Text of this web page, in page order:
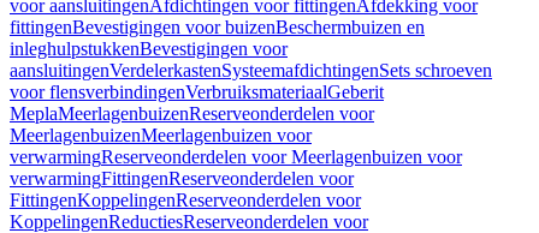
voor aansluitingenAfdichtingen voor fittingenAfdekking voor
fittingenBevestigingen voor buizenBeschermbuizen en
inleghulpstukkenBevestigingen voor
aansluitingenVerdelerkastenSysteemafdichtingenSets schroeven
voor flensverbindingenVerbruiksmateriaalGeberit
MeplaMeerlagenbuizenReserveonderdelen voor
MeerlagenbuizenMeerlagenbuizen voor
verwarmingReserveonderdelen voor Meerlagenbuizen voor
verwarmingFittingenReserveonderdelen voor
FittingenKoppelingenReserveonderdelen voor
KoppelingenReductiesReserveonderdelen voor